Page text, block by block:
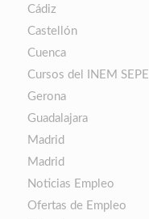
Cádiz
Castellón
Cuenca
Cursos del INEM SEPE
Gerona
Guadalajara
Madrid
Madrid
Noticias Empleo
Ofertas de Empleo